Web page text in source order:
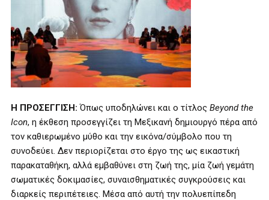
Η ΠΡΟΣΕΓΓΙΣΗ:Όπως υποδηλώνει και ο τίτλος Beyond the
Icon, η έκθεση προσεγγίζει τη Μεξικανή δημιουργό πέρα από
τον καθιερωμένο μύθο και την εικόνα/σύμβολο που τη
συνοδεύει. Δεν περιορίζεται στο έργο της ως εικαστική
παρακαταθήκη, αλλά εμβαθύνει στη ζωή της, μία ζωή γεμάτη
σωματικές δοκιμασίες, συναισθηματικές συγκρούσεις και
διαρκείς περιπέτειες. Μέσα από αυτή την πολυεπίπεδη